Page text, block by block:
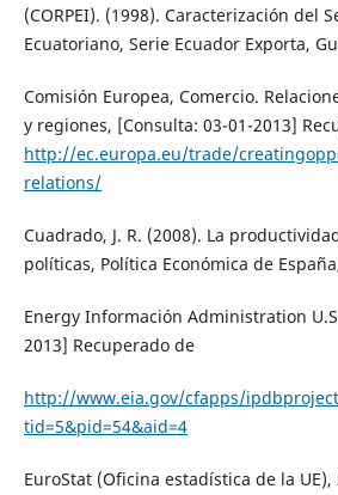
(CORPEI). (1998). Caracterización del
Ecuatoriano, Serie Ecuador Exporta,
Comisión Europea, Comercio.
y regiones, [Consulta: 03-01-2013]
http://ec.europa.eu/trade/
relations/
Cuadrado, J. R. (2008). La
políticas, Política Económica de
Energy Información Administration
2013] Recuperado de
http://www.eia.gov/cfapps/
tid=5&pid=54&aid=4
EuroStat (Oficina estadística de la